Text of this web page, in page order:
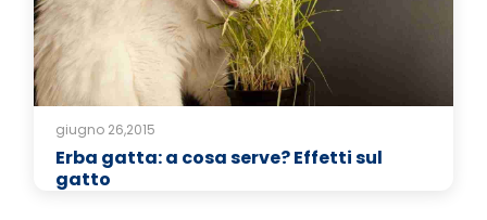
giugno 26,2015
Erba gatta: a cosa serve? Effetti sul
gatto